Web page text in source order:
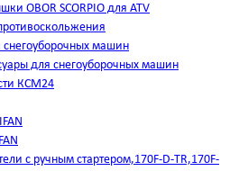
OBOR SCORPIO для ATV
снегоуборочных машин
для снегоуборочных машин
КСМ24
с ручным стартером,170F-D-TR,170F-